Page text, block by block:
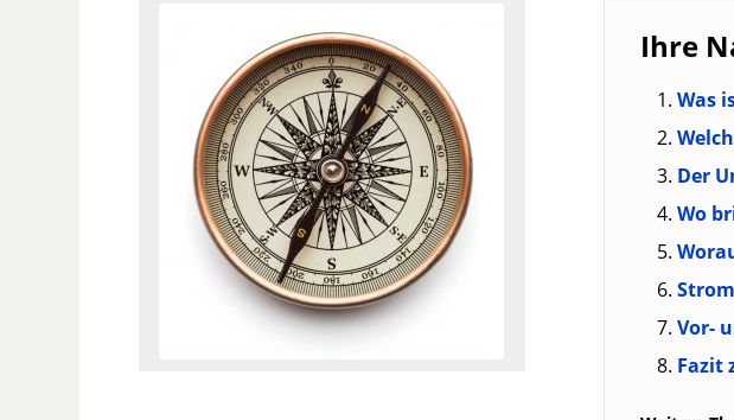
Ihre
Was
Der
Wo
Vor-
Fazit